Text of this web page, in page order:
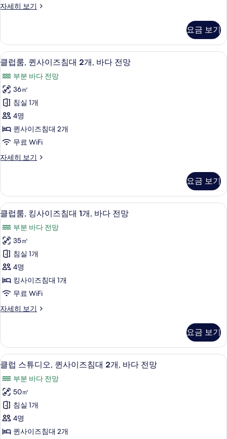
기
will
charge
for
breakfast
사
진
모
두
보
기
자세히 보기
Suite,
Oceanfront-
Children
(6-
yrs
old)
will
incur
additional
charge
for
breakfast
세
기
요금 보기
클
럽
룸,
퀸
사
이
즈
침
대
개,
바
다
전
망
사
진
모
두
보
1 개의 침실, 객실 내 금고, 책상, 다리
8
클럽룸, 퀸사이즈침대 2개, 바다 전망
부분 바다 전망
36㎡
침실 1개
4명
퀸사이즈침대 2개
무료 WiFi
자세히 보기
클
사
이
즈
대
2
개,
바
다
전
망
자
히
요금 보기
클
럽
룸,
킹
사
이
즈
침
대
개,
바
다
전
망
사
진
모
1 개의 침실, 객실 내 금고, 책상, 다리
6
클럽룸, 킹사이즈침대 1개, 바다 전망
부분 바다 전망
35㎡
침실 1개
4명
킹사이즈침대 1개
무료 WiFi
자세히 보기
클
사
이
즈
대
개,
바
다
전
망
요금 보기
클
럽
스
튜
디
오,
1 개의 침실, 객실 내 금고, 책상, 다리
8
클럽 스튜디오, 퀸사이즈침대 2개, 바다 전망
부분 바다 전망
50㎡
침실 1개
4명
퀸사이즈침대 2개